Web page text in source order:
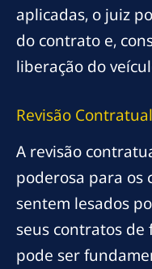
aplicadas, o juiz
do contrato e,
liberação do
Revisão
A revisão
poderosa para os
sentem lesados
seus contratos de
pode ser